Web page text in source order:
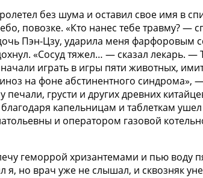
без шума и оставил свое имя в
повозке. «Кто нанес тебе травму?
Пэн-Цзу, ударила меня фарфоровым
«Сосуд тяжел… — сказал лекарь.
играть в игры пяти животных,
на фоне абстинентного синдрома», —
грусти и других древних
капельницам и таблеткам
и оператором газовой
геморрой хризантемами и пью воду
но врач уже не слышал, и сквозняк